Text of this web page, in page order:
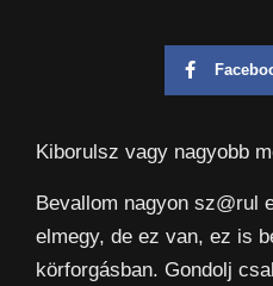
Kiborulsz vagy nagyobb
Bevallom nagyon sz@rul
elmegy, de ez van, ez is
körforgásban. Gondolj